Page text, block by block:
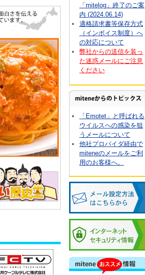
「mitelog」終了のご案
内 (2024.06.14)
適格請求書等保存方式
（インボイス制度）へ
の対応について
弊社からの送信を装っ
た迷惑メールにご注意
ください
「Emotet」と呼ばれる
ウイルスへの感染を狙
うメールについて
他社プロバイダ経由で
miteneのメールをご利
用のお客様へ。